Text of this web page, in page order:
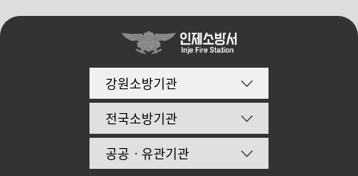
강원소방기관
전국소방기관
공공ㆍ유관기관